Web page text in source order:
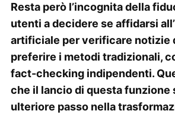
Resta però l’incognita della
utenti a decidere se affidarsi
artificiale per verificare notizie
preferire i metodi tradizionali,
fact-checking indipendenti.
che il lancio di questa funzione
ulteriore passo nella